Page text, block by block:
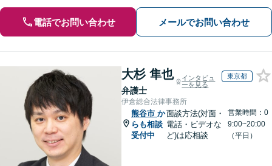
電話でお問い合わせ メールでお問い合わせ
大杉 隼也
弁護士
インタビュ
ーを見る
東京都
伊倉総合法律事務所
熊谷市 か
らも相談
受付中
面談方法(対面・
電話・ビデオな
ど)は応相談
営業時間：0
9:00~20:00
（平日）